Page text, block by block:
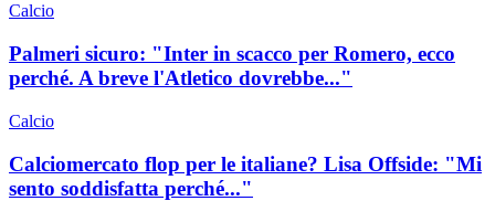
Calcio
Palmeri sicuro: "Inter in scacco per Romero, ecco
perché. A breve l'Atletico dovrebbe..."
Calcio
Calciomercato flop per le italiane? Lisa Offside: "Mi
sento soddisfatta perché..."